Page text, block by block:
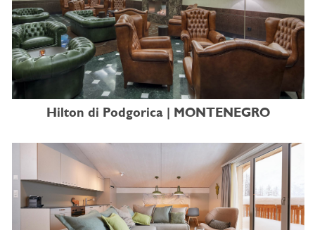
Hilton di Podgorica | MONTENEGRO